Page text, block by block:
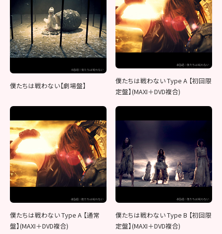
僕たちは戦わない【劇場盤】
僕たちは戦わない Type A 【初回限
定盤】(MAXI＋DVD複合)
僕たちは戦わない Type A 【通常
盤】(MAXI＋DVD複合)
僕たちは戦わない Type B 【初回限
定盤】(MAXI＋DVD複合)